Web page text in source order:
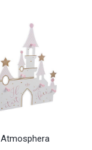
Atmosphera